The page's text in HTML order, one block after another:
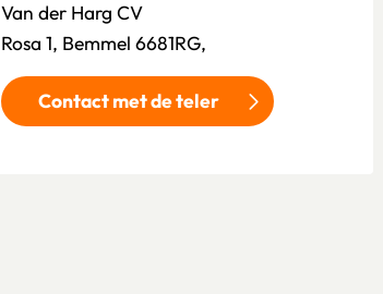
Van der Harg CV
Rosa 1, Bemmel 6681RG,
Contact met de teler